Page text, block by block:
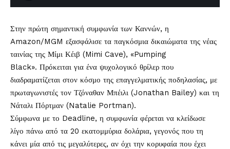
Στην πρώτη σημαντική συμφωνία των Καννών, η
Amazon/MGM εξασφάλισε τα παγκόσμια δικαιώματα της νέας
ταινίας της Μίμι Κέιβ (Mimi Cave), «Pumping
Black». Πρόκειται για ένα ψυχολογικό θρίλερ που
διαδραματίζεται στον κόσμο της επαγγελματικής ποδηλασίας, με
πρωταγωνιστές τον Τζόναθαν Μπέιλι (Jonathan Bailey) και τη
Νάταλι Πόρτμαν (Natalie Portman).
Σύμφωνα με το Deadline, η συμφωνία φέρεται να κλείδωσε
λίγο πάνω από τα 20 εκατομμύρια δολάρια, γεγονός που τη
κάνει μία από τις μεγαλύτερες, αν όχι την κορυφαία που έχει